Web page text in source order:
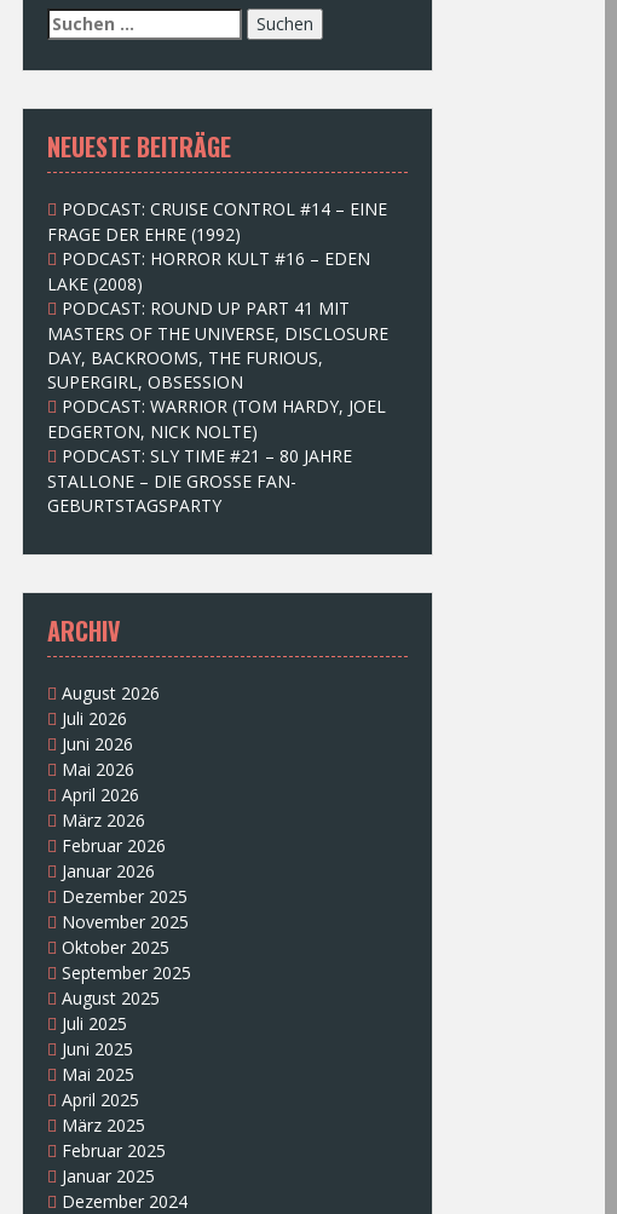
S
u
c
e
n
n
c
h
:
NEUESTE BEITRÄGE
PODCAST: CRUISE CONTROL #14 – EINE
FRAGE DER EHRE (1992)
PODCAST: HORROR KULT #16 – EDEN
LAKE (2008)
PODCAST: ROUND UP PART 41 MIT
MASTERS OF THE UNIVERSE, DISCLOSURE
DAY, BACKROOMS, THE FURIOUS,
SUPERGIRL, OBSESSION
PODCAST: WARRIOR (TOM HARDY, JOEL
EDGERTON, NICK NOLTE)
PODCAST: SLY TIME #21 – 80 JAHRE
STALLONE – DIE GROSSE FAN-
GEBURTSTAGSPARTY
ARCHIV
August 2026
Juli 2026
Juni 2026
Mai 2026
April 2026
März 2026
Februar 2026
Januar 2026
Dezember 2025
November 2025
Oktober 2025
September 2025
August 2025
Juli 2025
Juni 2025
Mai 2025
April 2025
März 2025
Februar 2025
Januar 2025
Dezember 2024